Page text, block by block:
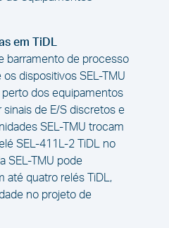
em TiDL
barramento de processo
dispositivos SEL-TMU
dos equipamentos
sinais de E/S discretos e
SEL-TMU trocam
SEL-411L-2 TiDL no
SEL-TMU pode
até quatro relés TiDL,
no projeto de